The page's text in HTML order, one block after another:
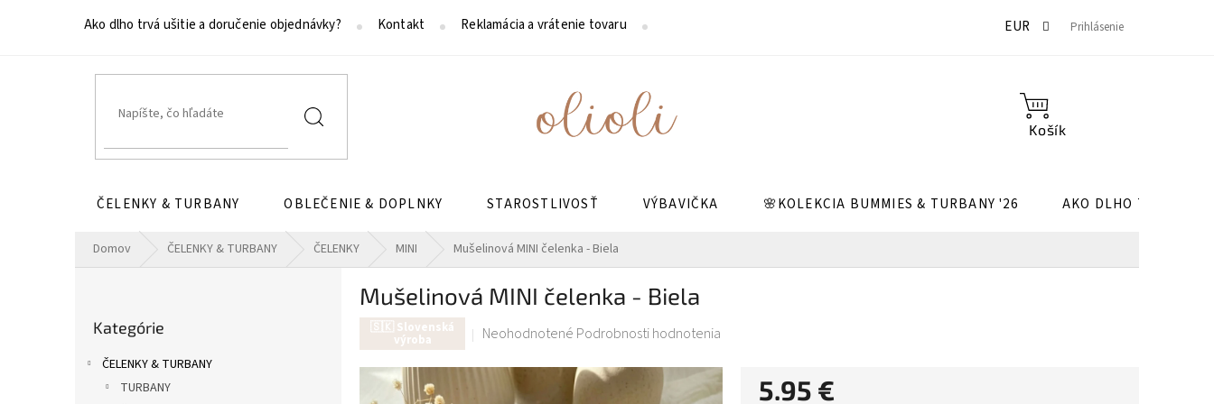
Ako dlho trvá ušitie a doručenie objednávky? Kontakt Reklamácia a vrátenie tovaru Hodnotenie obchodu Doprava a platba
EUR Prihlásenie
NÁKUPNÝ
ČELENKY & TURBANY OBLEČENIE & DOPLNKY STAROSTLIVOSŤ VÝBAVIČKA 🌸KOLEKCIA BUMMIES & TURBANY '26 AKO DLHO TRVÁ
Domov ČELENKY & TURBANY ČELENKY MINI Mušelinová MINI čelenka - Biela
kategórie
Kategórie
ČELENKY & TURBANY
TURBANY
Mušelinová MINI čelenka - Biela
🇸🇰 Slovenská
výroba
Priemerné
produktu
Neohodnotené Podrobnosti hodnotenia
5.95 €